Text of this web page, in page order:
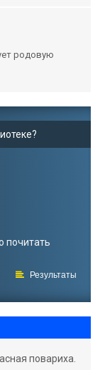
родовую
почитать
Результаты
повариха.